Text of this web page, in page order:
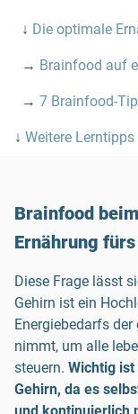
↓ Die optimale
→ Brainfood auf
→ 7 Brainfood-
↓ Weitere Lerntipps
Brainfood
Ernährung
Diese Frage lässt
Gehirn ist ein
Energiebedarfs
nimmt, um alle
steuern. Wichtig
Gehirn, da es